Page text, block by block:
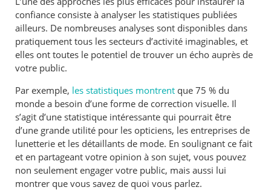
confiance consiste à analyser les statistiques publiées
ailleurs. De nombreuses analyses sont disponibles dans
pratiquement tous les secteurs d’activité imaginables, et
elles ont toutes le potentiel de trouver un écho auprès de
votre public.
Par exemple, les statistiques montrent que 75 % du
monde a besoin d’une forme de correction visuelle. Il
s’agit d’une statistique intéressante qui pourrait être
d’une grande utilité pour les opticiens, les entreprises de
lunetterie et les détaillants de mode. En soulignant ce fait
et en partageant votre opinion à son sujet, vous pouvez
non seulement engager votre public, mais aussi lui
montrer que vous savez de quoi vous parlez.